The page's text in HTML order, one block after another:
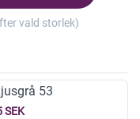
vald storlek)
53
SEK